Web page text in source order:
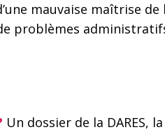
mauvaise maîtrise
problèmes
Un dossier de la DARES, la